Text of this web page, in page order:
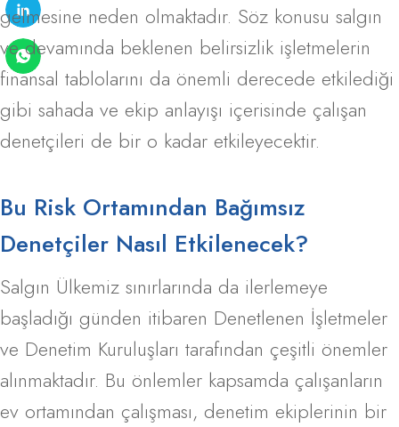
gelmesine neden olmaktadır. Söz konusu salgın
ve devamında beklenen belirsizlik işletmelerin
finansal tablolarını da önemli derecede etkilediği
gibi sahada ve ekip anlayışı içerisinde çalışan
denetçileri de bir o kadar etkileyecektir.
Bu Risk Ortamından Bağımsız
Denetçiler Nasıl Etkilenecek?
Salgın Ülkemiz sınırlarında da ilerlemeye
başladığı günden itibaren Denetlenen İşletmeler
ve Denetim Kuruluşları tarafından çeşitli önemler
alınmaktadır. Bu önlemler kapsamda çalışanların
ev ortamından çalışması, denetim ekiplerinin bir